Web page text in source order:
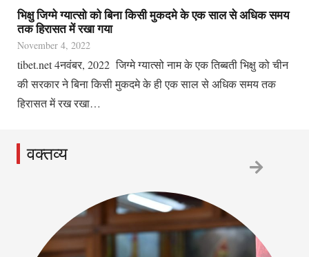
भिक्षु जिग्मे ग्यात्सो को बिना किसी मुकदमे के एक साल से अधिक समय
तक हिरासत में रखा गया
November 4, 2022
tibet.net 4नवंबर, 2022 जिग्मे ग्यात्सो नाम के एक तिब्बती भिक्षु को चीन
की सरकार ने बिना किसी मुकदमे के ही एक साल से अधिक समय तक
हिरासत में रख रखा…
वक्तव्य